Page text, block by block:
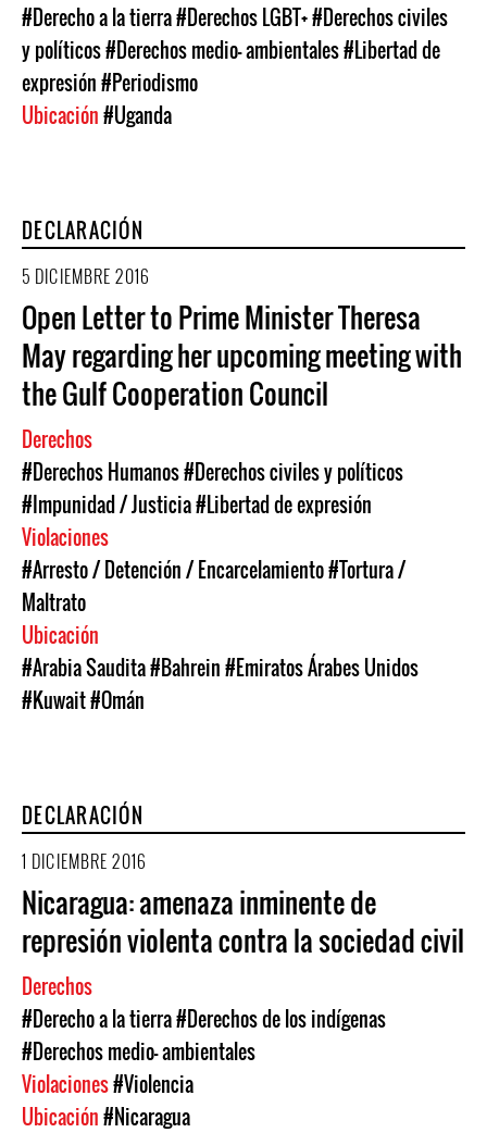
#Derecho a la tierra#Derechos LGBT+#Derechos civiles
y políticos#Derechos medio- ambientales#Libertad de
expresión#Periodismo
Ubicación#Uganda
DECLARACIÓN
5 DICIEMBRE 2016
Open Letter to Prime Minister Theresa
May regarding her upcoming meeting with
the Gulf Cooperation Council
Derechos
#Derechos Humanos#Derechos civiles y políticos
#Impunidad / Justicia#Libertad de expresión
Violaciones
#Arresto / Detención / Encarcelamiento#Tortura /
Maltrato
Ubicación
#Arabia Saudita#Bahrein#Emiratos Árabes Unidos
#Kuwait#Omán
DECLARACIÓN
1 DICIEMBRE 2016
Nicaragua: amenaza inminente de
represión violenta contra la sociedad civil
Derechos
#Derecho a la tierra#Derechos de los indígenas
#Derechos medio- ambientales
Violaciones#Violencia
Ubicación#Nicaragua